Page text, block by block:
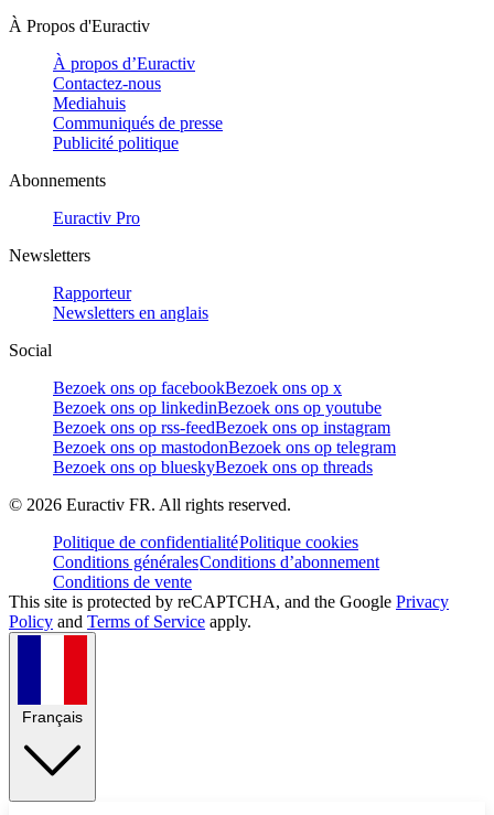
À Propos d'Euractiv
À propos d’Euractiv
Contactez-nous
Mediahuis
Communiqués de presse
Publicité politique
Abonnements
Euractiv Pro
Newsletters
Rapporteur
Newsletters en anglais
Social
Bezoek ons op facebookBezoek ons op x
Bezoek ons op linkedinBezoek ons op youtube
Bezoek ons op rss-feedBezoek ons op instagram
Bezoek ons op mastodonBezoek ons op telegram
Bezoek ons op blueskyBezoek ons op threads
© 2026 Euractiv FR. All rights reserved.
Politique de confidentialitéPolitique cookies
Conditions généralesConditions d’abonnement
Conditions de vente
This site is protected by reCAPTCHA, and the Google Privacy
Policy and Terms of Service apply.
Français